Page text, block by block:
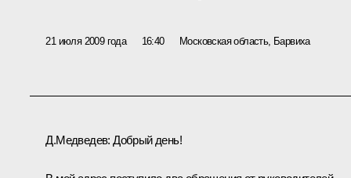
21 июля 2009 года 16:40 Московская область, Барвиха
Д.Медведев: Добрый день!